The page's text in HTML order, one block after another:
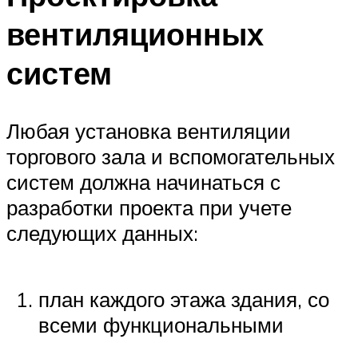
вентиляционных
систем
Любая установка вентиляции
торгового зала и вспомогательных
систем должна начинаться с
разработки проекта при учете
следующих данных:
план каждого этажа здания, со
всеми функциональными